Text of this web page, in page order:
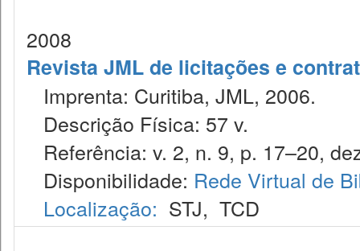
2008
Revista JML de licitações e
Imprenta: Curitiba, JML, 2006.
Descrição Física: 57 v.
Referência: v. 2, n. 9, p. 17–20,
Disponibilidade: Rede Virtual de
Localização: STJ, TCD